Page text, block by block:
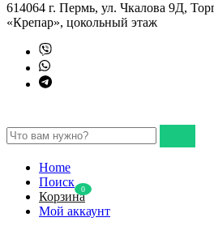
614064 г. Пермь, ул. Чкалова 9Д,
«Крепар», цокольный этаж
Home
Поиск
0
Корзина
Мой аккаунт